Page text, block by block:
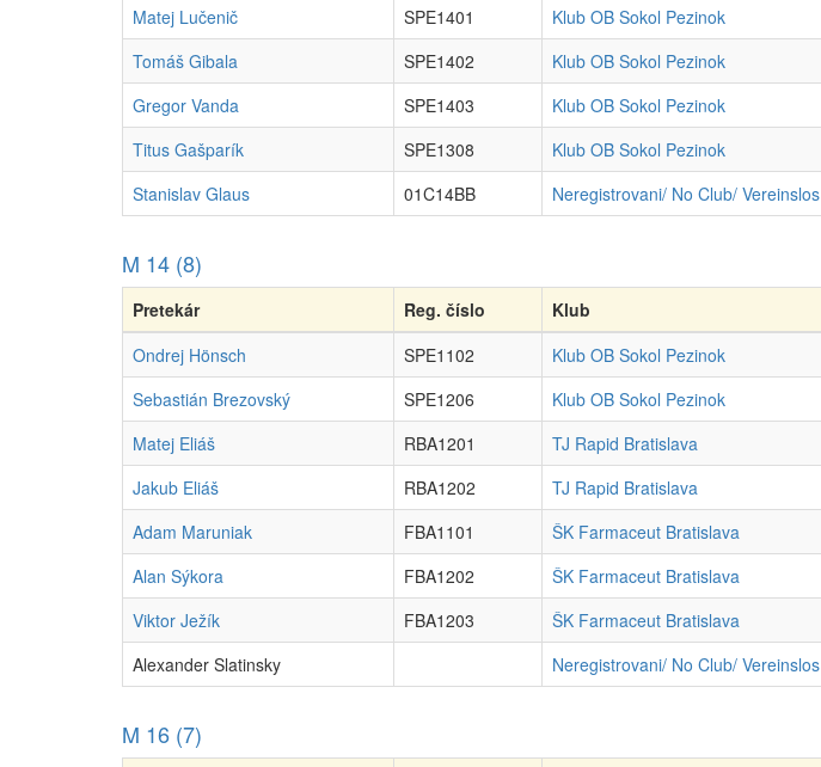
Matej Lučenič
SPE1401 Klub OB Sokol Pezinok
Tomáš Gibala
SPE1402 Klub OB Sokol Pezinok
Gregor Vanda
SPE1403 Klub OB Sokol Pezinok
Titus Gašparík
SPE1308 Klub OB Sokol Pezinok
Stanislav Glaus
01C14BB Neregistrovani/ No Club/ Vereinslos
M 14 (8)
Pretekár Reg. číslo Klub
Ondrej Hönsch
SPE1102 Klub OB Sokol Pezinok
Sebastián Brezovský
SPE1206 Klub OB Sokol Pezinok
Matej Eliáš
RBA1201 TJ Rapid Bratislava
Jakub Eliáš
RBA1202 TJ Rapid Bratislava
Adam Maruniak
FBA1101 ŠK Farmaceut Bratislava
Alan Sýkora
FBA1202 ŠK Farmaceut Bratislava
Viktor Ježík
FBA1203 ŠK Farmaceut Bratislava
Alexander Slatinsky
Neregistrovani/ No Club/ Vereinslos
M 16 (7)